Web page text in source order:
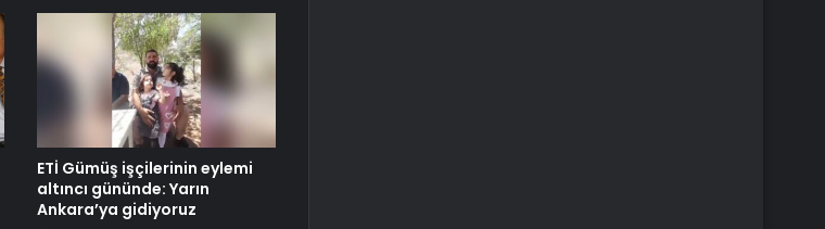
ETİ Gümüş işçilerinin eylemi
altıncı gününde: Yarın
Ankara’ya gidiyoruz